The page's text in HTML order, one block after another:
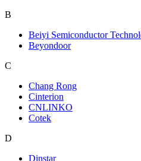
B
Beiyi Semiconductor
Beyondoor
C
Chang Rong
Cinterion
CNLINKO
Cotek
D
Dinstar